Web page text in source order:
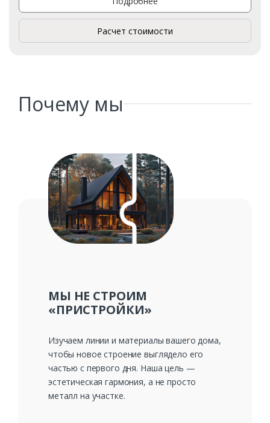
Заказать
Комментарий к заказу
Расчет стоимости
Почему мы
МЫ НЕ СТРОИМ
«ПРИСТРОЙКИ»
Изучаем линии и материалы вашего дома,
чтобы новое строение выглядело его
частью с первого дня. Наша цель —
эстетическая гармония, а не просто
металл на участке.